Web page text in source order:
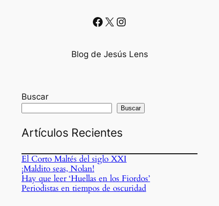
Facebook X Instagram
Blog de Jesús Lens
Buscar
Buscar
Artículos Recientes
El Corto Maltés del siglo XXI
¡Maldito seas, Nolan!
Hay que leer ‘Huellas en los Fiordos’
Periodistas en tiempos de oscuridad